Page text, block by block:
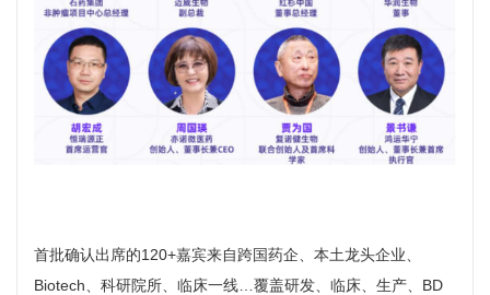
首批确认出席的120+嘉宾来自跨国药企、本土龙头企业、
Biotech、科研院所、临床一线…覆盖研发、临床、生产、BD